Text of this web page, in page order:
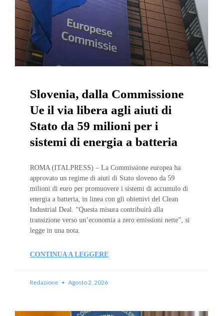
Slovenia, dalla Commissione
Ue il via libera agli aiuti di
Stato da 59 milioni per i
sistemi di energia a batteria
ROMA (ITALPRESS) – La Commissione europea ha
approvato un regime di aiuti di Stato sloveno da 59
milioni di euro per promuovere i sistemi di accumulo di
energia a batteria, in linea con gli obiettivi del Clean
Industrial Deal. “Questa misura contribuirà alla
transizione verso un’economia a zero emissioni nette”, si
legge in una nota.
CONTINUA A LEGGERE
Redazione Agosto 2, 2026